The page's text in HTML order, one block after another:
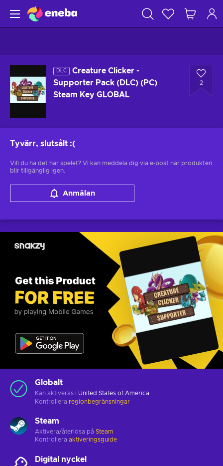
DLC
Creature Clicker -
Supporter Pack (DLC) (PC)
Steam Key GLOBAL
2
Tyvärr, slutsålt :(
Vill du ha det här spelet? Vi kan meddela dig via e-post när produkten
blir tillgänglig igen.
Anmälan
Globalt
Kan aktiveras i United States of America
Kontrollera regionbegränsningar
Steam
Aktivera/återlösa på Steam
Kontrollera aktiveringsguide
Digital nyckel